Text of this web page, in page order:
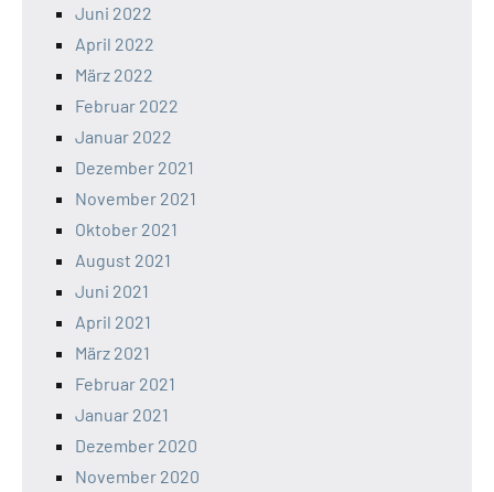
Juni 2022
April 2022
März 2022
Februar 2022
Januar 2022
Dezember 2021
November 2021
Oktober 2021
August 2021
Juni 2021
April 2021
März 2021
Februar 2021
Januar 2021
Dezember 2020
November 2020